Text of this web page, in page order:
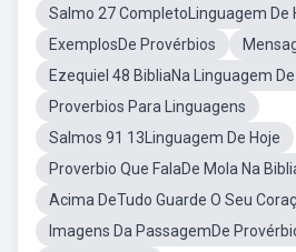
Salmo 27 CompletoLinguagem De
ExemplosDe Provérbios
Ezequiel 48 BibliaNa Linguagem De
Proverbios Para Linguagens
Salmos 91 13Linguagem De Hoje
Proverbio Que FalaDe Mola Na
Acima DeTudo Guarde O Seu
Imagens Da PassagemDe